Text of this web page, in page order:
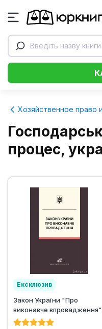
Введіть назву книги
Хозяйственное право
процес,
Ексклюзив
Закон України "Про
виконавче впровадження".
Юрінком Інтер